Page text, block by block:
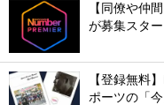
【同僚や仲
が募集スター
【登録無料
ポーツの「